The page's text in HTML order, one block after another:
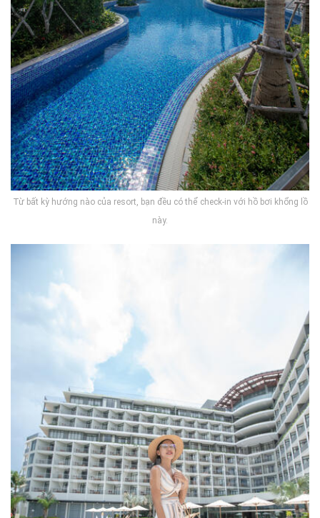
Từ bất kỳ hướng nào của resort, bạn đều có thể check-in với hồ bơi khổng lồ
này.